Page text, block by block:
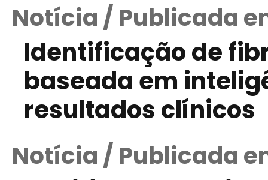
Notícia / Publicada
Identificação de
baseada em
resultados clínicos
Notícia / Publicada